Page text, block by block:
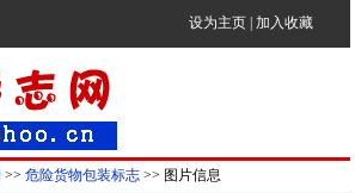
设为主页 加入收藏
>> 危险货物包装标志>> 图片信息